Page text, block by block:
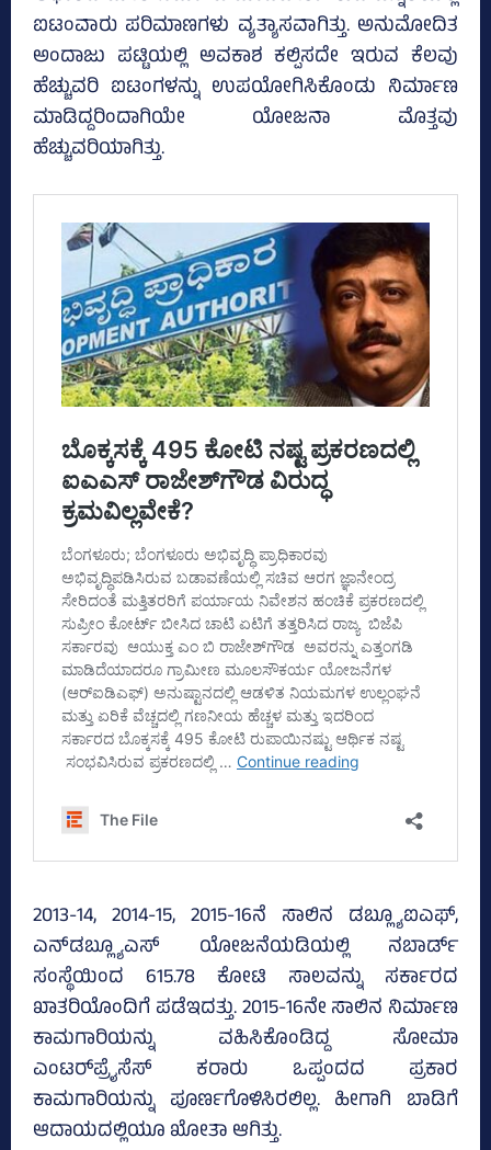
ಐಟಂವಾರು ಪರಿಮಾಣಗಳು ವ್ಯತ್ಯಾಸವಾಗಿತ್ತು. ಅನುಮೋದಿತ
ಅಂದಾಜು ಪಟ್ಟಿಯಲ್ಲಿ ಅವಕಾಶ ಕಲ್ಪಿಸದೇ ಇರುವ ಕೆಲವು
ಹೆಚ್ಚುವರಿ ಐಟಂಗಳನ್ನು ಉಪಯೋಗಿಸಿಕೊಂಡು ನಿರ್ಮಾಣ
ಮಾಡಿದ್ದರಿಂದಾಗಿಯೇ ಯೋಜನಾ ಮೊತ್ತವು
ಹೆಚ್ಚುವರಿಯಾಗಿತ್ತು.
2013-14, 2014-15, 2015-16ನೆ ಸಾಲಿನ ಡಬ್ಲ್ಯೂಐಎಫ್‌,
ಎನ್‌ಡಬ್ಲ್ಯೂಎಸ್‌ ಯೋಜನೆಯಡಿಯಲ್ಲಿ ನಬಾರ್ಡ್‌
ಸಂಸ್ಥೆಯಿಂದ 615.78 ಕೋಟಿ ಸಾಲವನ್ನು ಸರ್ಕಾರದ
ಖಾತರಿಯೊಂದಿಗೆ ಪಡೆಇದತ್ತು. 2015-16ನೇ ಸಾಲಿನ ನಿರ್ಮಾಣ
ಕಾಮಗಾರಿಯನ್ನು ವಹಿಸಿಕೊಂಡಿದ್ದ ಸೋಮಾ
ಎಂಟರ್‌ಪ್ರೈಸೆಸ್‌ ಕರಾರು ಒಪ್ಪಂದದ ಪ್ರಕಾರ
ಕಾಮಗಾರಿಯನ್ನು ಪೂರ್ಣಗೊಳಿಸಿರಲಿಲ್ಲ. ಹೀಗಾಗಿ ಬಾಡಿಗೆ
ಆದಾಯದಲ್ಲಿಯೂ ಖೋತಾ ಆಗಿತ್ತು.